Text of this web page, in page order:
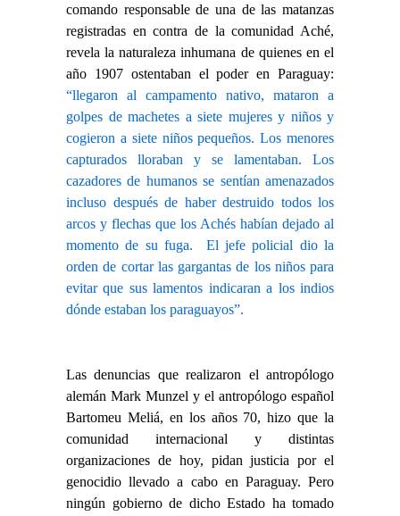
comando responsable de una de las matanzas
registradas en contra de la comunidad Aché,
revela la naturaleza inhumana de quienes en el
año 1907 ostentaban el poder en Paraguay:
“llegaron al campamento nativo, mataron a
golpes de machetes a siete mujeres y niños y
cogieron a siete niños pequeños. Los menores
capturados lloraban y se lamentaban. Los
cazadores de humanos se sentían amenazados
incluso después de haber destruido todos los
arcos y flechas que los Achés habían dejado al
momento de su fuga. El jefe policial dio la
orden de cortar las gargantas de los niños para
evitar que sus lamentos indicaran a los indios
dónde estaban los paraguayos”.
Las denuncias que realizaron el antropólogo
alemán Mark Munzel y el antropólogo español
Bartomeu Meliá, en los años 70, hizo que la
comunidad internacional y distintas
organizaciones de hoy, pidan justicia por el
genocidio llevado a cabo en Paraguay. Pero
ningún gobierno de dicho Estado ha tomado